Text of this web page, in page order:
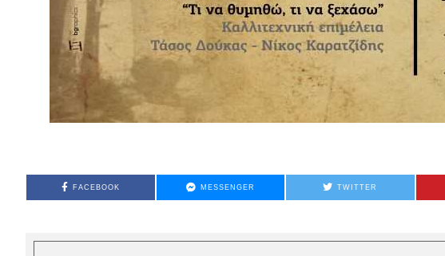
FACEBOOK MESSENGER TWITTER